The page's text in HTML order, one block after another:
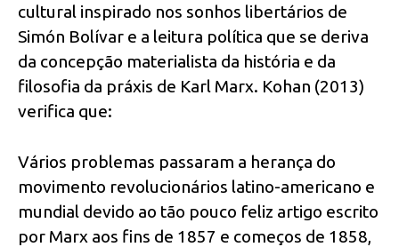
cultural inspirado nos sonhos libertários de
Simón Bolívar e a leitura política que se deriva
da concepção materialista da história e da
filosofia da práxis de Karl Marx. Kohan (2013)
verifica que:
Vários problemas passaram a herança do
movimento revolucionários latino-americano e
mundial devido ao tão pouco feliz artigo escrito
por Marx aos fins de 1857 e começos de 1858,